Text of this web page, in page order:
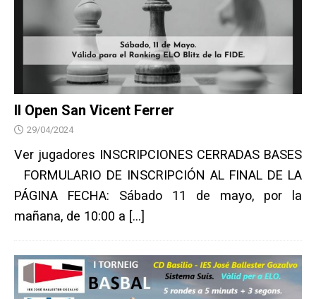
II Open San Vicent Ferrer
29/04/2024
Ver jugadores INSCRIPCIONES CERRADAS BASES
FORMULARIO DE INSCRIPCIÓN AL FINAL DE LA
PÁGINA FECHA: Sábado 11 de mayo, por la
mañana, de 10:00 a […]